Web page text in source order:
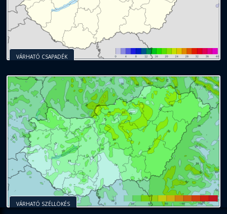
VÁRHATÓ CSAPADÉK
VÁRHATÓ SZÉLLÖKÉS